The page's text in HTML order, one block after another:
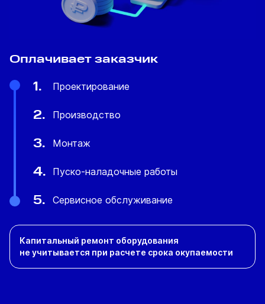
Оплачивает заказчик
1. Проектирование
2. Производство
3. Монтаж
4. Пуско-наладочные работы
5. Сервисное обслуживание
Капитальный ремонт оборудования
не учитывается при расчете срока окупаемости